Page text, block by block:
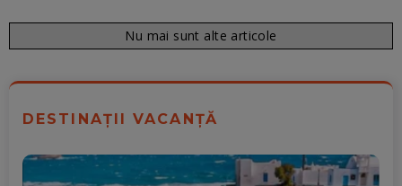
Nu mai sunt alte articole
DESTINAȚII VACANȚĂ